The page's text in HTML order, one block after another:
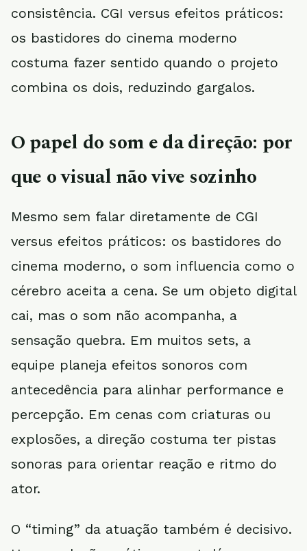
consistência. CGI versus efeitos práticos:
os bastidores do cinema moderno
costuma fazer sentido quando o projeto
combina os dois, reduzindo gargalos.
O papel do som e da direção: por
que o visual não vive sozinho
Mesmo sem falar diretamente de CGI
versus efeitos práticos: os bastidores do
cinema moderno, o som influencia como o
cérebro aceita a cena. Se um objeto digital
cai, mas o som não acompanha, a
sensação quebra. Em muitos sets, a
equipe planeja efeitos sonoros com
antecedência para alinhar performance e
percepção. Em cenas com criaturas ou
explosões, a direção costuma ter pistas
sonoras para orientar reação e ritmo do
ator.
O “timing” da atuação também é decisivo.